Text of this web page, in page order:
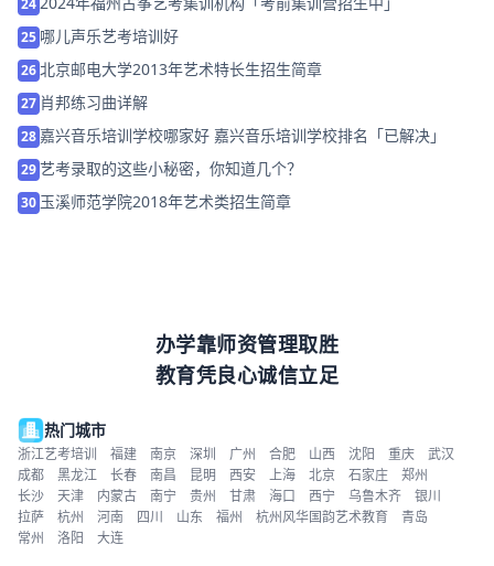
25 哪儿声乐艺考培训好
26 北京邮电大学2013年艺术特长生招生简章
27 肖邦练习曲详解
28 嘉兴音乐培训学校哪家好 嘉兴音乐培训学校排名「已解决」
29艺考录取的这些小秘密，你知道几个？
30 玉溪师范学院2018年艺术类招生简章
办学靠师资管理取胜
教育凭良心诚信立足
热门城市
浙江艺考培训 福建 南京 深圳 广州 合肥 山西 沈阳 重庆
武汉
成都
黑龙江 长春 南昌 昆明 西安 上海 北京 石家庄
郑州
长沙
天津 内蒙古 南宁 贵州 甘肃 海口 西宁 乌鲁木齐
银川
拉萨
杭州 河南 四川 山东 福州 杭州风华国韵艺术教育
青岛
常州
洛阳 大连